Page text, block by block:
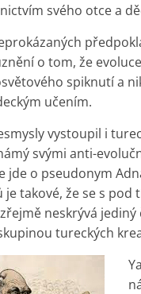
svého otce a
o tom, že
spiknutí a
učením.
vystoupil i
svými anti-
jde o pseudonym
je takové, že se s pod
neskrývá jediný
tureckých